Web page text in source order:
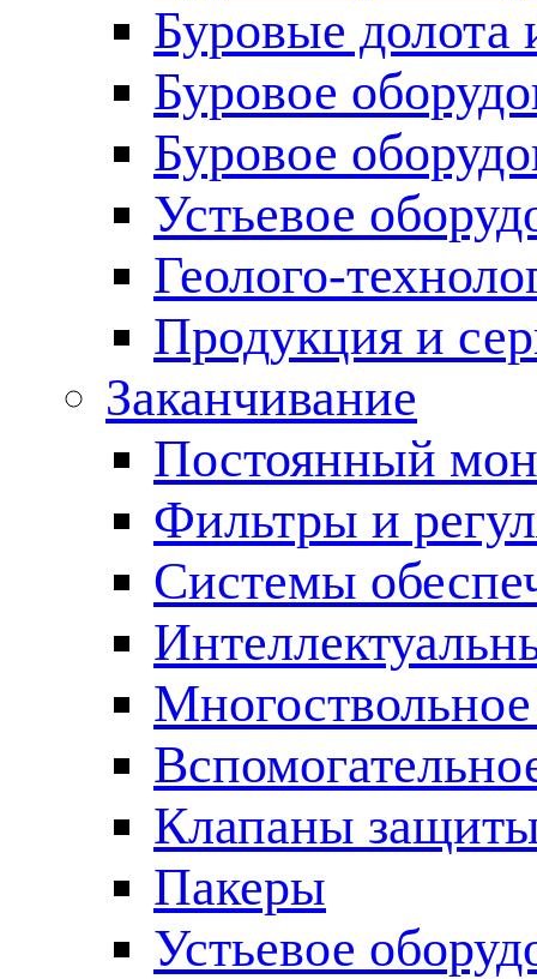
Буровые долота
Буровое
Буровое
Устьевое
Геолого-
Продукция и
Заканчивание
Постоянный
Фильтры и
Cистемы
Клапаны
Пакеры
Устьевое